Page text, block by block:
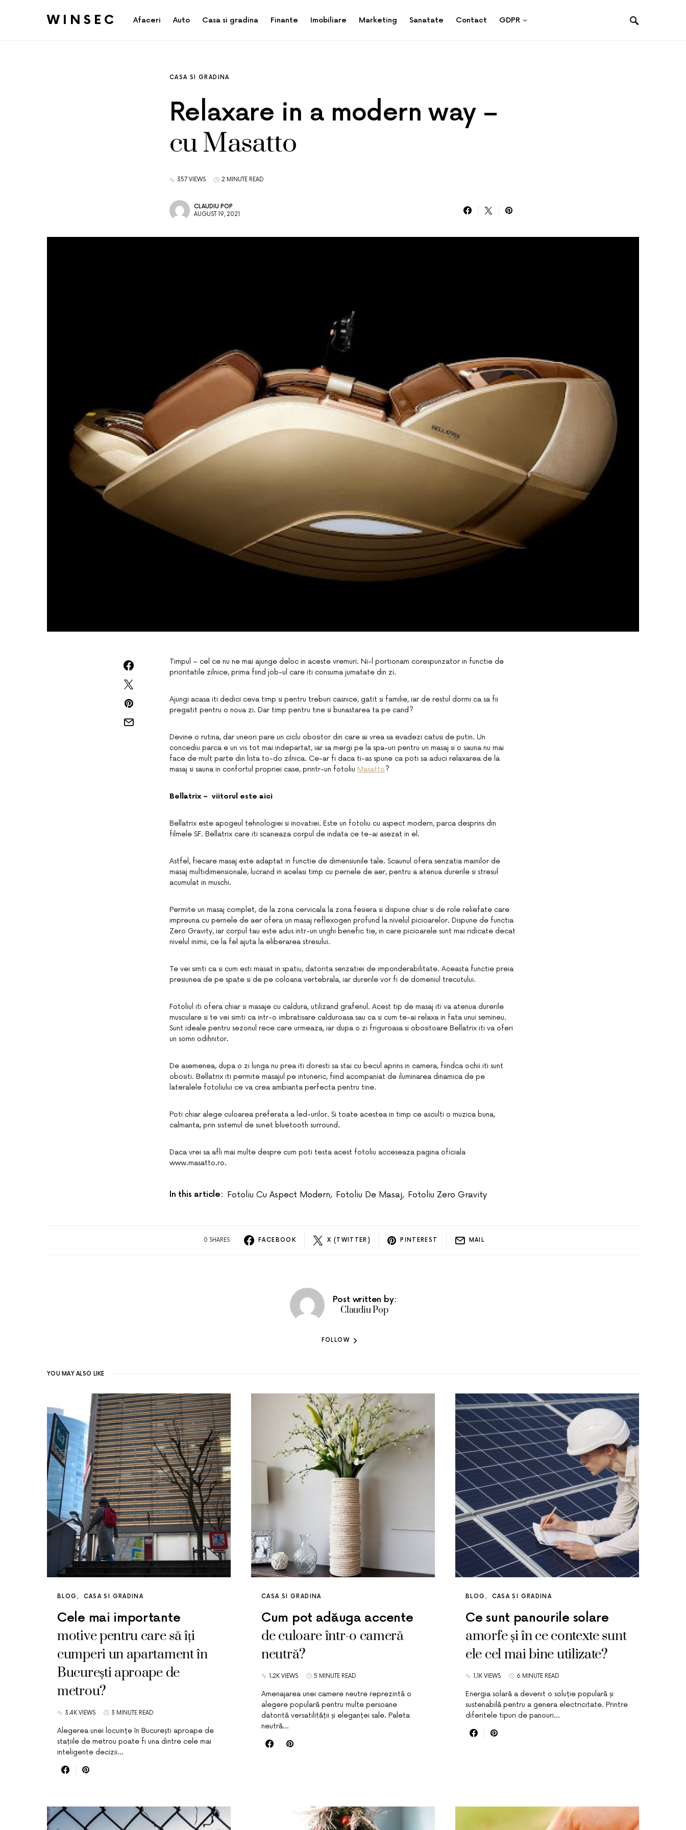
WINSEC Afaceri Auto Casa si gradina Finante Imobiliare Marketing Sanatate Contact GDPR
CASA SI GRADINA
Relaxare in a modern way –
cu Masatto
357 VIEWS 2 MINUTE READ
CLAUDIU POP
AUGUST 19, 2021
Timpul – cel ce nu ne mai ajunge deloc in aceste vremuri. Ni-l portionam corespunzator in functie de
prioritatile zilnice, prima fiind job-ul care iti consuma jumatate din zi.
Ajungi acasa iti dedici ceva timp si pentru treburi casnice, gatit si familie, iar de restul dormi ca sa fii
pregatit pentru o noua zi. Dar timp pentru tine si bunastarea ta pe cand?
Devine o rutina, dar uneori pare un ciclu obositor din care ai vrea sa evadezi catusi de putin. Un
concediu parca e un vis tot mai indepartat, iar sa mergi pe la spa-uri pentru un masaj si o sauna nu mai
face de mult parte din lista to-do zilnica. Ce-ar fi daca ti-as spune ca poti sa aduci relaxarea de la
masaj si sauna in confortul propriei case, printr-un fotoliu Masatto?
Bellatrix – viitorul este aici
Bellatrix este apogeul tehnologiei si inovatiei. Este un fotoliu cu aspect modern, parca desprins din
filmele SF. Bellatrix care iti scaneaza corpul de indata ce te-ai asezat in el.
Astfel, fiecare masaj este adaptat in functie de dimensiunile tale. Scaunul ofera senzatia mainilor de
masaj multidimensionale, lucrand in acelasi timp cu pernele de aer, pentru a atenua durerile si stresul
acumulat in muschi.
Permite un masaj complet, de la zona cervicala la zona fesiera si dispune chiar si de role reliefate care
impreuna cu pernele de aer ofera un masaj reflexogen profund la nivelul picioarelor. Dispune de functia
Zero Gravity, iar corpul tau este adus intr-un unghi benefic tie, in care picioarele sunt mai ridicate decat
nivelul inimii, ce la fel ajuta la eliberarea stresului.
Te vei simti ca si cum esti masat in spatiu, datorita senzatiei de imponderabilitate. Aceasta functie preia
presiunea de pe spate si de pe coloana vertebrala, iar durerile vor fi de domeniul trecutului.
Fotoliul iti ofera chiar si masaje cu caldura, utilizand grafenul. Acest tip de masaj iti va atenua durerile
musculare si te vei simti ca intr-o imbratisare calduroasa sau ca si cum te-ai relaxa in fata unui semineu.
Sunt ideale pentru sezonul rece care urmeaza, iar dupa o zi friguroasa si obositoare Bellatrix iti va oferi
un somn odihnitor.
De asemenea, dupa o zi lunga nu prea iti doresti sa stai cu becul aprins in camera, fiindca ochii iti sunt
obositi. Bellatrix iti permite masajul pe intuneric, fiind acompaniat de iluminarea dinamica de pe
lateralele fotoliului ce va crea ambianta perfecta pentru tine.
Poti chiar alege culoarea preferata a led-urilor. Si toate acestea in timp ce asculti o muzica buna,
calmanta, prin sistemul de sunet bluetooth surround.
Daca vrei sa afli mai multe despre cum poti testa acest fotoliu acceseaza pagina oficiala
www.masatto.ro.
In this article: Fotoliu Cu Aspect Modern, Fotoliu De Masaj, Fotoliu Zero Gravity
0 SHARES FACEBOOK X (TWITTER) PINTEREST MAIL
Post written by:
Claudiu Pop
FOLLOW
YOU MAY ALSO LIKE
BLOG CASA SI GRADINA
Cele mai importante
motive pentru care să îți
cumperi un apartament în
București aproape de
metrou?
3.4K VIEWS 3 MINUTE READ
Alegerea unei locuințe în București aproape de
stațiile de metrou poate fi una dintre cele mai
inteligente decizii…
CASA SI GRADINA
Cum pot adăuga accente
de culoare într-o cameră
neutră?
1.2K VIEWS 5 MINUTE READ
Amenajarea unei camere neutre reprezintă o
alegere populară pentru multe persoane
datorită versatilității și eleganței sale. Paleta
neutră…
BLOG CASA SI GRADINA
Ce sunt panourile solare
amorfe și în ce contexte sunt
ele cel mai bine utilizate?
1.1K VIEWS 6 MINUTE READ
Energia solară a devenit o soluție populară și
sustenabilă pentru a genera electricitate. Printre
diferitele tipuri de panouri…